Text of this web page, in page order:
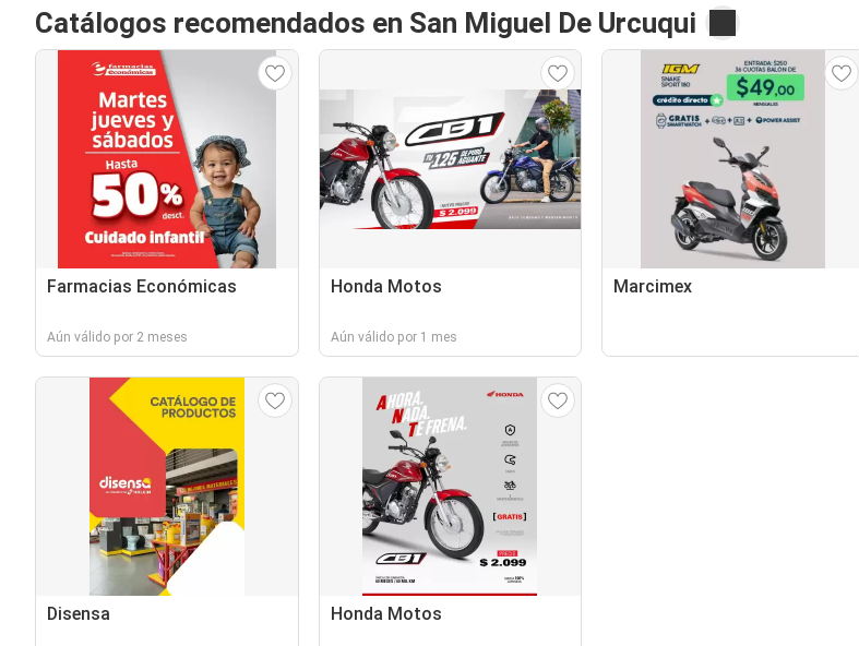
Catálogos recomendados en San Miguel De Urcuqui
Farmacias Económicas
Aún válido por 2 meses
Honda Motos
Aún válido por 1 mes
Marcimex
Disensa Honda Motos